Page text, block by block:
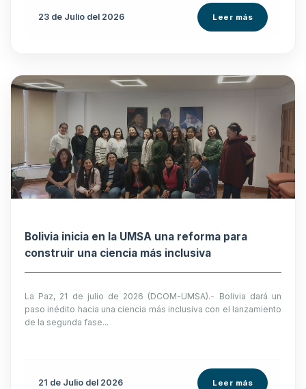
23 de Julio del 2026 Leer más
Bolivia inicia en la UMSA una reforma para
construir una ciencia más inclusiva
La Paz, 21 de julio de 2026 (DCOM-UMSA).- Bolivia dará un
paso inédito hacia una ciencia más inclusiva con el lanzamiento
de la segunda fase...
21 de Julio del 2026 Leer más